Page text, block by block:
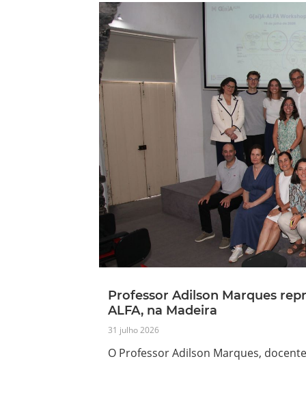
Professor Adilson Marques
ALFA, na Madeira
31 julho 2026
O Professor Adilson Marques,